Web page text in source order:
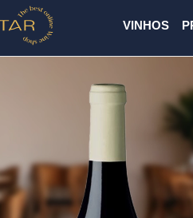
VINHOS